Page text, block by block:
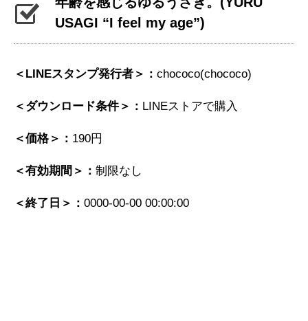
USAGI “I feel my age”)
＜LINEスタンプ発行者＞： chococo(chococo)
＜ダウンロード条件＞： LINEストアで購入
＜価格＞： 190円
＜有効期間＞： 制限なし
＜終了日＞： 0000-00-00 00:00:00